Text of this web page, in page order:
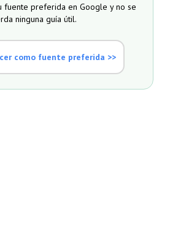
fuente preferida en Google y no se
ninguna guía útil.
como fuente preferida >>